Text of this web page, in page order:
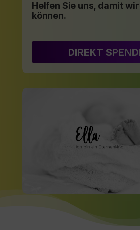
Helfen Sie uns, damit
können.
DIREKT